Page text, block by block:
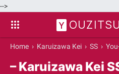
-->
Y
Home › Karuizawa Kei › SS ›
– Karuizawa Kei